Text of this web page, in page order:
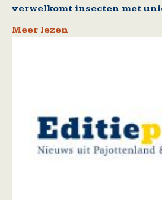
verwelkomt insecten met
Meer lezen